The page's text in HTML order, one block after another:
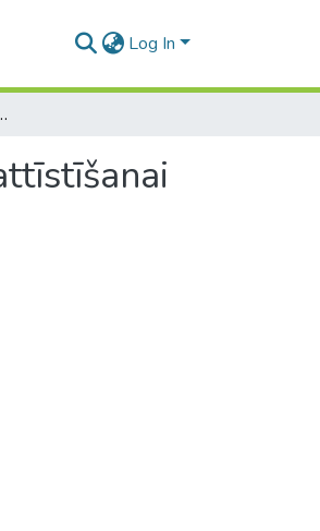
Log In
angļu valodas stundās pamatskolā.